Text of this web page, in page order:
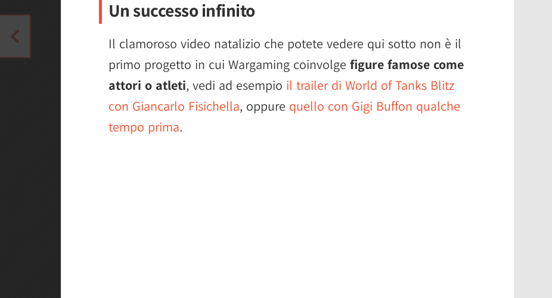
Un successo infinito
Il clamoroso video natalizio che potete vedere qui sotto non è il
primo progetto in cui Wargaming coinvolge figure famose come
attori o atleti, vedi ad esempio il trailer di World of Tanks Blitz
con Giancarlo Fisichella, oppure quello con Gigi Buffon qualche
tempo prima.